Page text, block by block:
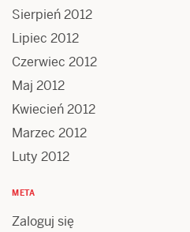
Sierpień 2012
Lipiec 2012
Czerwiec 2012
Maj 2012
Kwiecień 2012
Marzec 2012
Luty 2012
META
Zaloguj się